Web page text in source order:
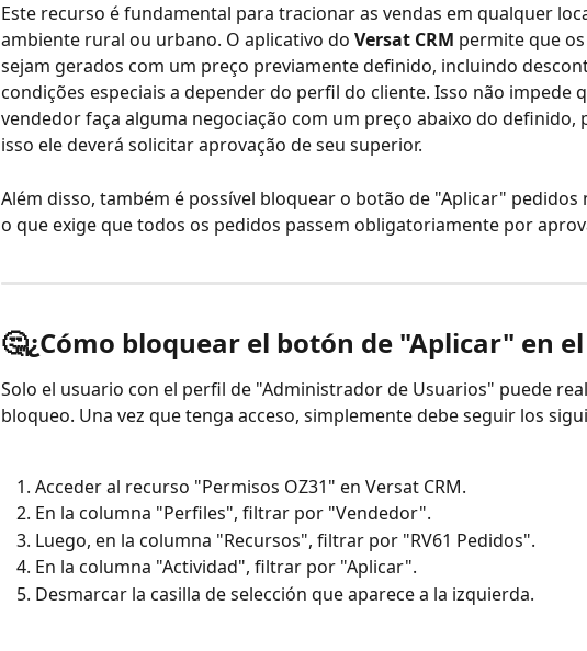
Este recurso é fundamental para tracionar as vendas em qualquer
ambiente rural ou urbano. O aplicativo do Versat CRM permite que
sejam gerados com um preço previamente definido, incluindo
condições especiais a depender do perfil do cliente. Isso não impede
vendedor faça alguma negociação com um preço abaixo do definido,
isso ele deverá solicitar aprovação de seu superior.
Além disso, também é possível bloquear o botão de "Aplicar" pedidos
o que exige que todos os pedidos passem obligatoriamente por
🤔¿Cómo bloquear el botón de "Aplicar" en el
Solo el usuario con el perfil de "Administrador de Usuarios" puede
bloqueo. Una vez que tenga acceso, simplemente debe seguir los
Acceder al recurso "Permisos OZ31" en Versat CRM.
En la columna "Perfiles", filtrar por "Vendedor".
Luego, en la columna "Recursos", filtrar por "RV61 Pedidos".
En la columna "Actividad", filtrar por "Aplicar".
Desmarcar la casilla de selección que aparece a la izquierda.